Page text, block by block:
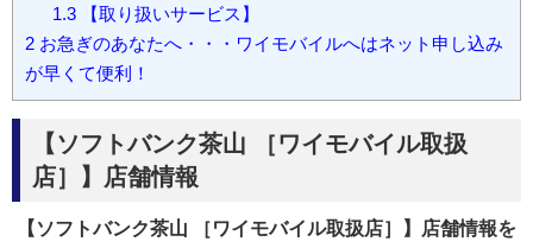
1.3【取り扱いサービス】
2 お急ぎのあなたへ・・・ワイモバイルへはネット申し込み
が早くて便利！
【ソフトバンク茶山 ［ワイモバイル取扱
店］】店舗情報
【ソフトバンク茶山 ［ワイモバイル取扱店］】店舗情報を